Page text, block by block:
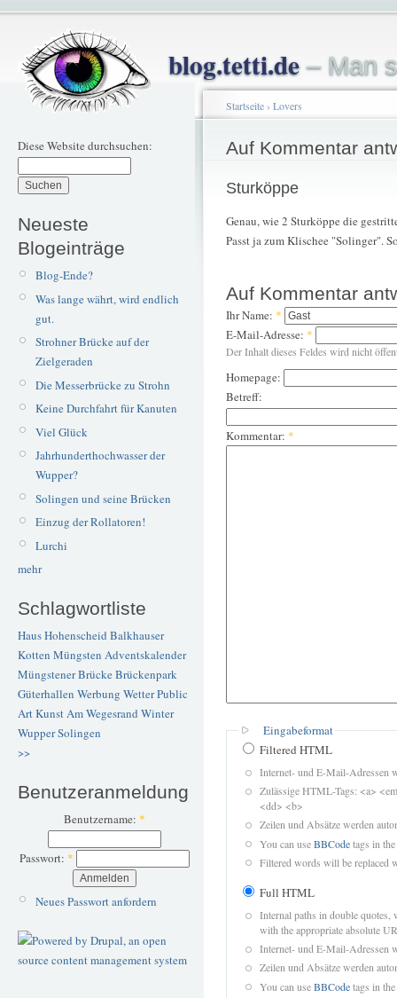
blog.tetti.de– Man
Diese Website durchsuchen:
Neueste
Blogeinträge
Blog-Ende?
Was lange währt, wird endlich
gut.
Strohner Brücke auf der
Zielgeraden
Die Messerbrücke zu Strohn
Keine Durchfahrt für Kanuten
Viel Glück
Jahrhunderthochwasser der
Wupper?
Solingen und seine Brücken
Einzug der Rollatoren!
Lurchi
mehr
Schlagwortliste
Haus Hohenscheid Balkhauser
Kotten Müngsten Adventskalender
Müngstener BrückeBrückenpark
Güterhallen Werbung WetterPublic
ArtKunstAm Wegesrand Winter
WupperSolingen
>>
Benutzeranmeldung
Benutzername: *
Passwort: *
Neues Passwort anfordern
Startseite› Lovers
Auf Kommentar
Sturköppe
Genau, wie 2 Sturköppe die
Passt ja zum Klischee "Solinger".
Auf Kommentar
Ihr Name: *
E-Mail-Adresse: *
Der Inhalt dieses Feldes wird nicht
Homepage:
Betreff:
Kommentar: *
Eingabeformat
Filtered HTML
Internet- und E-Mail-Adressen
Zulässige HTML-Tags: <a>
<dd> <b>
Zeilen und Absätze werden
You can useBBCodetags in
Filtered words will be replaced
Full HTML
Internal paths in double quotes,
with the appropriate absolute
Internet- und E-Mail-Adressen
Zeilen und Absätze werden
You can useBBCodetags in